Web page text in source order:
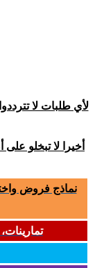
لأي طلبات لا
أخيرا لا تبخلو
تمارينات،